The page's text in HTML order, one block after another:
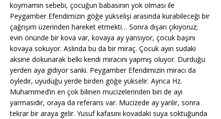
koymamın sebebi, çocuğun babasının yok olması ile
Peygamber Efendimizin göğe yükselişi arasında kurabileceği bir
çağrışım üzerinden hareket etmekti… Sonra dışarı çıkıyoruz;
evin önünde bir kova var, kovaya ay yansıyor, çocuk başını
kovaya sokuyor. Aslında bu da bir miraç. Çocuk ayın sudaki
aksine dokunarak belki kendi miracını yapmış oluyor. Durduğu
yerden aya gidiyor sanki. Peygamber Efendimizin miracı da
öyledir, uyuduğu yerde birden göğe yükselir. Ayrıca Hz.
Muhammed’in en çok bilinen mucizelerinden biri de ayı
yarmasıdır, oraya da referans var. Mucizede ay yarılır, sonra
tekrar bir araya gelir. Yusuf kafasını kovadaki suya soktuğunda